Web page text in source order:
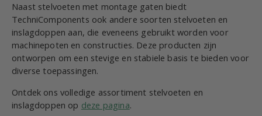
Naast stelvoeten met montage gaten biedt
TechniComponents ook andere soorten stelvoeten en
inslagdoppen aan, die eveneens gebruikt worden voor
machinepoten en constructies. Deze producten zijn
ontworpen om een stevige en stabiele basis te bieden voor
diverse toepassingen.
Ontdek ons volledige assortiment stelvoeten en
inslagdoppen op deze pagina.